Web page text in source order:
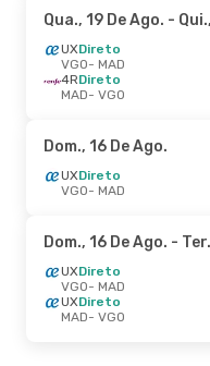
Qua., 19 De Ago. -
UXDireto
VGO- MAD
4RDireto
MAD- VGO
Dom., 16 De Ago.
UXDireto
VGO- MAD
Dom., 16 De Ago. -
UXDireto
VGO- MAD
UXDireto
MAD- VGO